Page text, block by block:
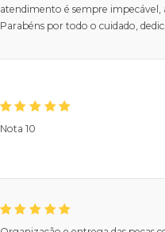
atendimento é sempre impecável,
Parabéns por todo o cuidado,
Nota 10